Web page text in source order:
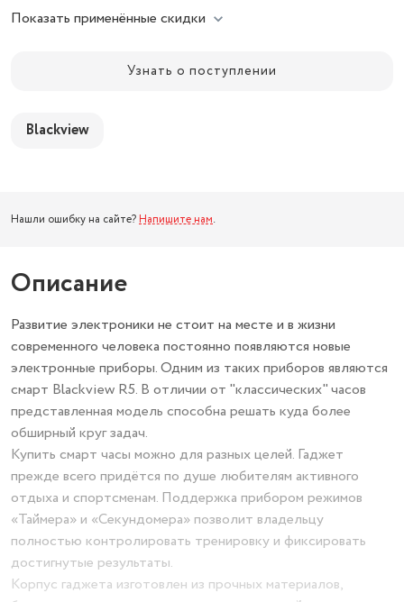
Показать применённые скидки
Узнать о поступлении
Blackview
Нашли ошибку на сайте? Напишите нам.
Описание
Развитие электроники не стоит на месте и в жизни
современного человека постоянно появляются новые
электронные приборы. Одним из таких приборов являются
смарт Blackview R5. В отличии от "классических" часов
представленная модель способна решать куда более
обширный круг задач.
Купить смарт часы можно для разных целей. Гаджет
прежде всего придётся по душе любителям активного
отдыха и спортсменам. Поддержка прибором режимов
«Таймера» и «Секундомера» позволит владельцу
полностью контролировать тренировку и фиксировать
достигнутые результаты.
Корпус гаджета изготовлен из прочных материалов,